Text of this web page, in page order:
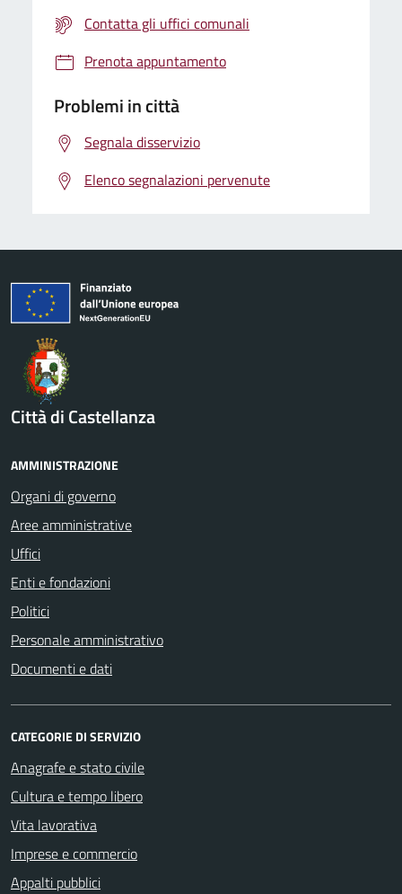
Contatta gli uffici comunali
Prenota appuntamento
Problemi in città
Segnala disservizio
Elenco segnalazioni pervenute
Città di Castellanza
AMMINISTRAZIONE
Organi di governo
Aree amministrative
Uffici
Enti e fondazioni
Politici
Personale amministrativo
Documenti e dati
CATEGORIE DI SERVIZIO
Anagrafe e stato civile
Cultura e tempo libero
Vita lavorativa
Imprese e commercio
Appalti pubblici